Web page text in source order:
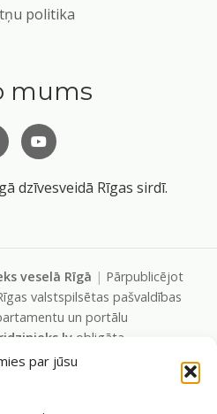
par jūsu
politika
mums
dzīvesveidā Rīgas sirdī.
veselā Rīgā | Pārpublicējot
valstspilsētas pašvaldības
un portālu
obligāta.
Rīgas valstspilsētas
(Rīga, Baznīcas iela